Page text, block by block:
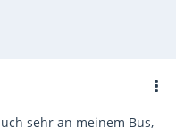
sehr an meinem Bus,